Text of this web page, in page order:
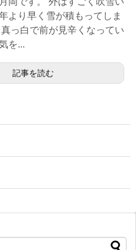
より早く雪が積もってしま
っ白で前が見辛くなってい
を...
記事を読む